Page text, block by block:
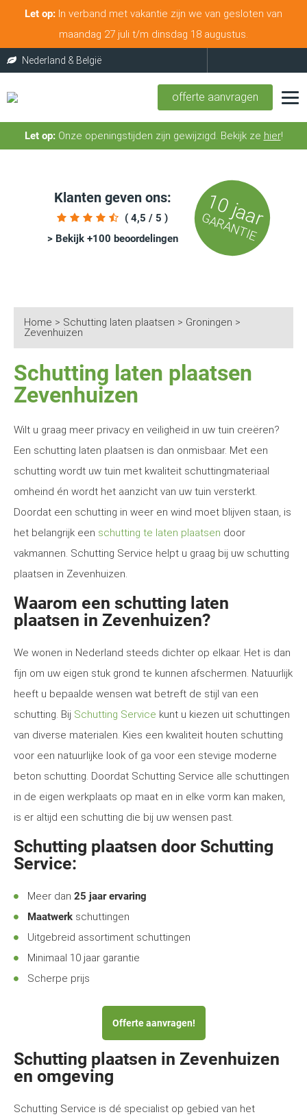
Let op: In verband met vakantie zijn we van gesloten van
maandag 27 juli t/m dinsdag 18 augustus.
offerte aanvragen
Let op:Onze openingstijden zijn gewijzigd. Bekijk ze hier!
Klanten geven ons:
( 4,5 / 5 )
> Bekijk +100 beoordelingen
10 jaar
GARANTIE
Home > Schutting laten plaatsen > Groningen >
Zevenhuizen
Schutting laten plaatsen
Zevenhuizen
Wilt u graag meer privacy en veiligheid in uw tuin creëren?
Een schutting laten plaatsen is dan onmisbaar. Met een
schutting wordt uw tuin met kwaliteit schuttingmateriaal
omheind én wordt het aanzicht van uw tuin versterkt.
Doordat een schutting in weer en wind moet blijven staan, is
het belangrijk een schutting te laten plaatsen door
vakmannen. Schutting Service helpt u graag bij uw schutting
plaatsen in Zevenhuizen.
Waarom een schutting laten
plaatsen in Zevenhuizen?
We wonen in Nederland steeds dichter op elkaar. Het is dan
fijn om uw eigen stuk grond te kunnen afschermen. Natuurlijk
heeft u bepaalde wensen wat betreft de stijl van een
schutting. Bij Schutting Service kunt u kiezen uit schuttingen
van diverse materialen. Kies een kwaliteit houten schutting
voor een natuurlijke look of ga voor een stevige moderne
beton schutting. Doordat Schutting Service alle schuttingen
in de eigen werkplaats op maat en in elke vorm kan maken,
is er altijd een schutting die bij uw wensen past.
Schutting plaatsen door Schutting
Service:
Meer dan 25 jaar ervaring
Maatwerk schuttingen
Uitgebreid assortiment schuttingen
Minimaal 10 jaar garantie
Scherpe prijs
Offerte aanvragen!
Schutting plaatsen in Zevenhuizen
en omgeving
Schutting Service is dé specialist op gebied van het